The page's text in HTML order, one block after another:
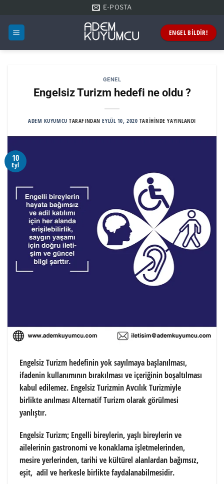
E-POSTA
ENGEL BİLDİR!
GENEL
Engelsiz Turizm hedefi ne oldu ?
ADEM KUYUMCU TARAFINDAN EYLÜL 10, 2020 TARIHINDE YAYINLANDI
10
Eyl
Engelsiz Turizm hedefinin yok sayılmaya başlanılması,
ifadenin kullanımının bırakılması ve içeriğinin boşaltılması
kabul edilemez. Engelsiz Turizmin Avcılık Turizmiyle
birlikte anılması Alternatif Turizm olarak görülmesi
yanlıştır.
Engelsiz Turizm; Engelli bireylerin, yaşlı bireylerin ve
ailelerinin gastronomi ve konaklama işletmelerinden,
mesire yerlerinden, tarihi ve kültürel alanlardan bağımsız,
eşit, adil ve herkesle birlikte faydalanabilmesidir.